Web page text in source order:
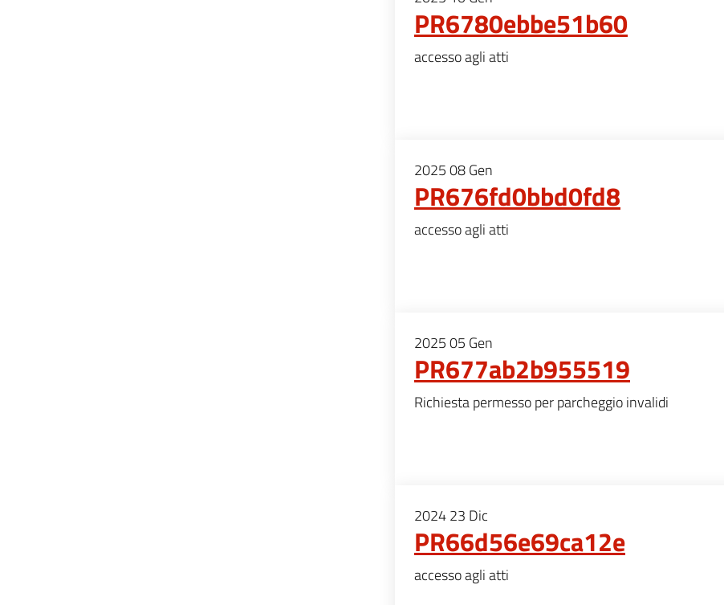
PR6780ebbe51b60
accesso agli atti
202508Gen
PR676fd0bbd0fd8
accesso agli atti
202505 Gen
PR677ab2b955519
Richiesta permesso per parcheggio invalidi
202423 Dic
PR66d56e69ca12e
accesso agli atti